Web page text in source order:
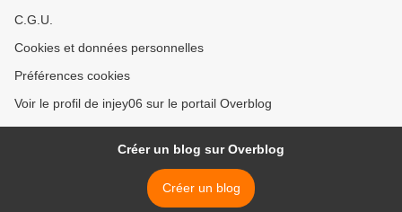
C.G.U.
Cookies et données personnelles
Préférences cookies
Voir le profil de injey06 sur le portail Overblog
Créer un blog sur Overblog
Créer un blog